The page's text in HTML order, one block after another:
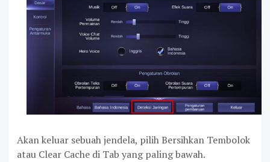
Akan keluar sebuah jendela, pilih Bersihkan Tembolok
atau Clear Cache di Tab yang paling bawah.